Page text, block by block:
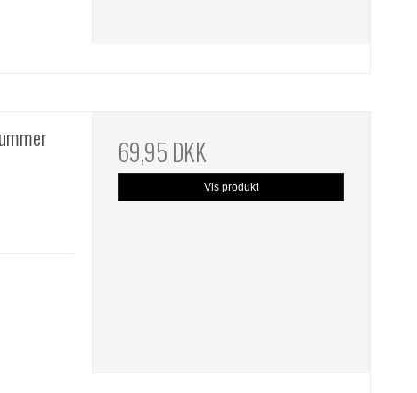
69,95 DKK
Vis produkt